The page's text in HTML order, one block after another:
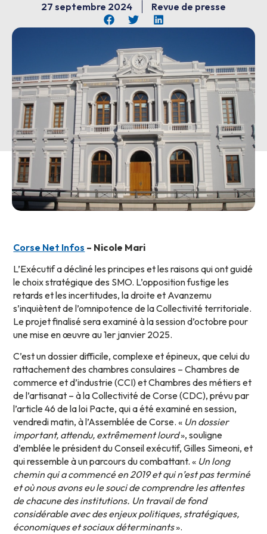
27 septembre 2024 Revue de presse
Corse Net Infos – Nicole Mari
L’Exécutif a décliné les principes et les raisons qui ont guidé
le choix stratégique des SMO. L’opposition fustige les
retards et les incertitudes, la droite et Avanzemu
s’inquiètent de l’omnipotence de la Collectivité territoriale.
Le projet finalisé sera examiné à la session d’octobre pour
une mise en œuvre au 1er janvier 2025.
C’est un dossier difficile, complexe et épineux, que celui du
rattachement des chambres consulaires – Chambres de
commerce et d’industrie (CCI) et Chambres des métiers et
de l’artisanat – à la Collectivité de Corse (CDC), prévu par
l’article 46 de la loi Pacte, qui a été examiné en session,
vendredi matin, à l’Assemblée de Corse. « Un dossier
important, attendu, extrêmement lourd», souligne
d’emblée le président du Conseil exécutif, Gilles Simeoni, et
qui ressemble à un parcours du combattant. « Un long
chemin qui a commencé en 2019 et qui n’est pas terminé
et où nous avons eu le souci de comprendre les attentes
de chacune des institutions. Un travail de fond
considérable avec des enjeux politiques, stratégiques,
économiques et sociaux déterminants».